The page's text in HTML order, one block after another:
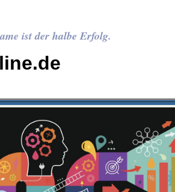
ist der halbe Erfolg.